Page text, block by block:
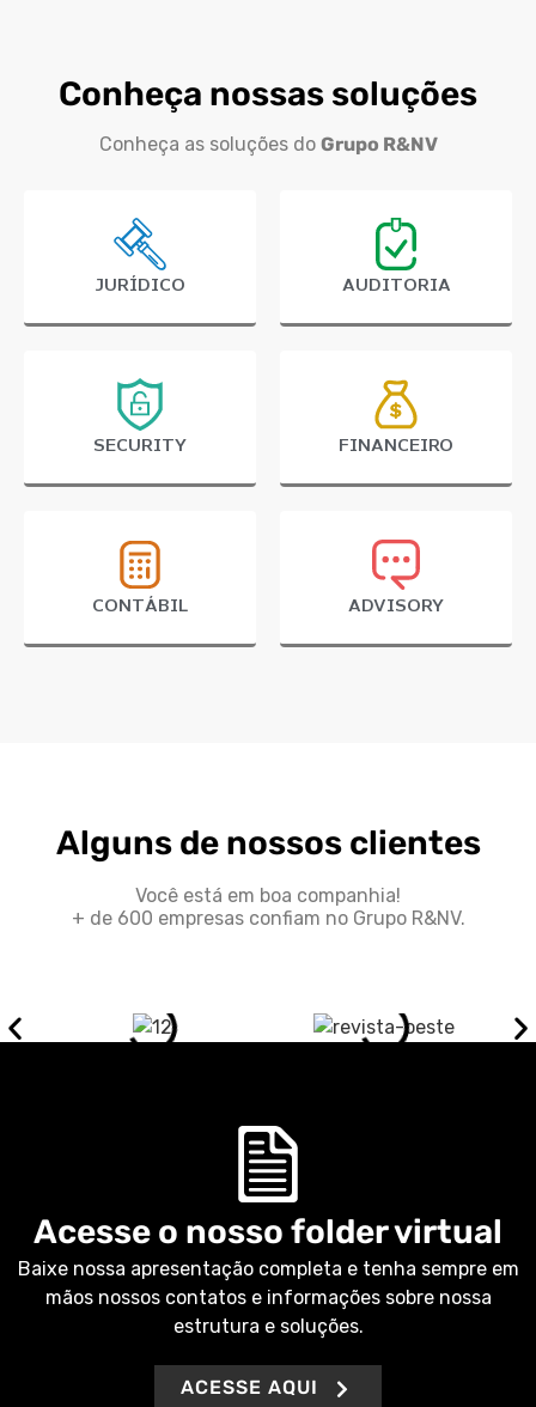
Conheça nossas soluções
Conheça as soluções do Grupo R&NV
JURÍDICO AUDITORIA
SECURITY FINANCEIRO
CONTÁBIL ADVISORY
Alguns de nossos clientes
Você está em boa companhia!
+ de 600 empresas confiam no Grupo R&NV.
Acesse o nosso folder virtual
Baixe nossa apresentação completa e tenha sempre em
mãos nossos contatos e informações sobre nossa
estrutura e soluções.
ACESSE AQUI